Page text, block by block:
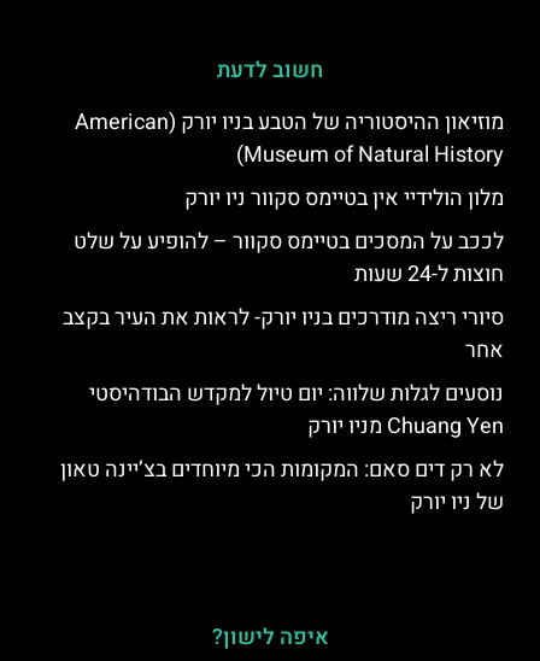
חשוב לדעת
מוזיאון ההיסטוריה של הטבע בניו יורק (American
Museum of Natural History)
מלון הולידיי אין בטיימס סקוור ניו יורק
לככב על המסכים בטיימס סקוור – להופיע על שלט
חוצות ל-24 שעות
סיורי ריצה מודרכים בניו יורק- לראות את העיר בקצב
אחר
נוסעים לגלות שלווה: יום טיול למקדש הבודהיסטי
Chuang Yen מניו יורק
לא רק דים סאם: המקומות הכי מיוחדים בצ’יינה טאון
של ניו יורק
איפה לישון?